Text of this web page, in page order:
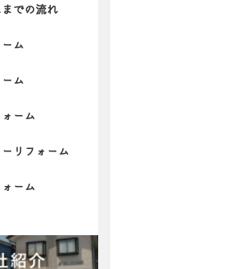
までの流れ
ム
ム
ーム
リフォーム
ーム